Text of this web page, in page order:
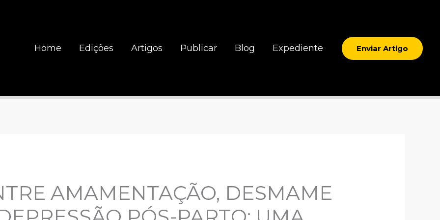
Home Edições Artigos Publicar Blog Expediente Enviar Artigo
AMAMENTAÇÃO, DESMAME